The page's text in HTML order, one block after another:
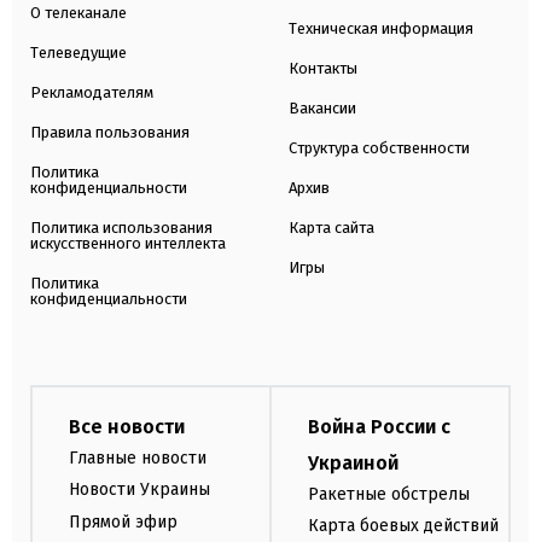
О телеканале
Телеведущие
Рекламодателям
Правила пользования
Политика
конфиденциальности
Политика использования
искусственного интеллекта
Политика
конфиденциальности
Техническая информация
Контакты
Вакансии
Структура собственности
Архив
Карта сайта
Игры
Все новости
Главные новости
Новости Украины
Прямой эфир
Война России с
Украиной
Ракетные обстрелы
Карта боевых действий